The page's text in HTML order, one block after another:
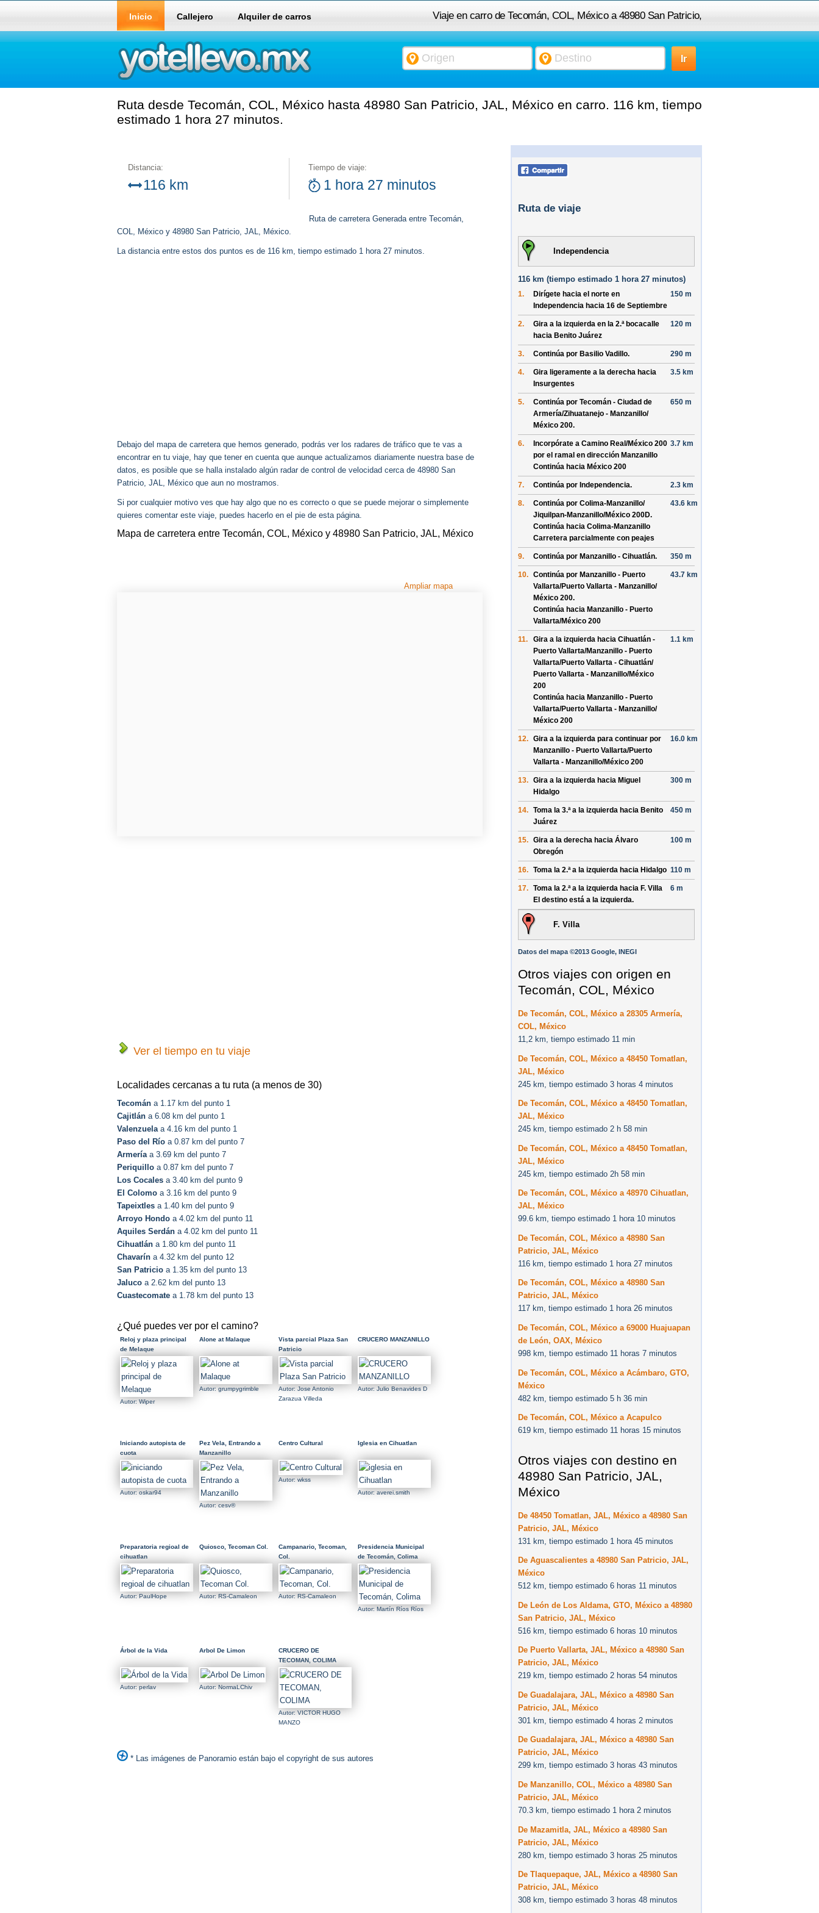
Viaje en carro de Tecomán, COL, México a 48980 San Patricio,
JAL, México
Inicio Callejero Alquiler de carros
Ruta desde Tecomán, COL, México hasta 48980 San Patricio, JAL, México en carro. 116 km, tiempo
estimado 1 hora 27 minutos.
Distancia:
116 km
Tiempo de viaje:
1 hora 27 minutos
Ruta de carretera Generada entre Tecomán,
COL, México y 48980 San Patricio, JAL, México.
La distancia entre estos dos puntos es de 116 km, tiempo estimado 1 hora 27 minutos.
Debajo del mapa de carretera que hemos generado, podrás ver los radares de tráfico que te vas a
encontrar en tu viaje, hay que tener en cuenta que aunque actualizamos diariamente nuestra base de
datos, es posible que se halla instalado algún radar de control de velocidad cerca de 48980 San
Patricio, JAL, México que aun no mostramos.
Si por cualquier motivo ves que hay algo que no es correcto o que se puede mejorar o simplemente
quieres comentar este viaje, puedes hacerlo en el pie de esta página.
Mapa de carretera entre Tecomán, COL, México y 48980 San Patricio, JAL, México
Ampliar mapa
Ver el tiempo en tu viaje
Localidades cercanas a tu ruta (a menos de 30)
Tecomán a 1.17 km del punto 1
Cajitlán a 6.08 km del punto 1
Valenzuelaa 4.16 km del punto 1
Paso del Río a 0.87 km del punto 7
Armeríaa 3.69 km del punto 7
Periquillo a 0.87 km del punto 7
Los Cocales a 3.40 km del punto 9
El Colomo a 3.16 km del punto 9
Tapeixtles a 1.40 km del punto 9
Arroyo Hondo a 4.02 km del punto 11
Aquiles Serdán a 4.02 km del punto 11
Cihuatlán a 1.80 km del punto 11
Chavarín a 4.32 km del punto 12
San Patricio a 1.35 km del punto 13
Jaluco a 2.62 km del punto 13
Cuastecomate a 1.78 km del punto 13
¿Qué puedes ver por el camino?
Reloj y plaza principal
de Melaque
Autor: Wiper
Alone at Malaque
Autor: grumpygrimble
Vista parcial Plaza San
Patricio
Autor: Jose Antonio
Zarazua Villeda
CRUCERO MANZANILLO
Autor: Julio Benavides D
Iniciando autopista de
cuota
Autor: oskar94
Pez Vela, Entrando a
Manzanillo
Autor: cesv®
Centro Cultural
Autor: wkss
Iglesia en Cihuatlan
Autor: averei.smith
Preparatoria regioal de
cihuatlan
Autor: PaulHope
Quiosco, Tecoman Col.
Autor: RS-Camaleon
Campanario, Tecoman,
Col.
Autor: RS-Camaleon
Presidencia Municipal
de Tecomán, Colima
Autor: Martín Ríos Ríos
Árbol de la Vida
Autor: perlav
Arbol De Limon
Autor: NormaLChiv
CRUCERO DE
TECOMAN, COLIMA
Autor: VICTOR HUGO
MANZO
* Las imágenes de Panoramio están bajo el copyright de sus autores
Ruta de viaje
Independencia
116 km (tiempo estimado 1 hora 27 minutos)
1. Dirígete hacia el norte en
Independencia hacia 16 de Septiembre
150 m
2.
Gira a la izquierda en la 2.ª bocacalle
hacia Benito Juárez
120 m
3. Continúa por Basilio Vadillo. 290 m
4.
Gira ligeramente a la derecha hacia
Insurgentes
3.5 km
5. Continúa por Tecomán - Ciudad de
Armería/​Zihuatanejo - Manzanillo/​
México 200.
650 m
6. Incorpórate a Camino Real/​México 200
por el ramal en dirección Manzanillo
Continúa hacia México 200
3.7 km
7. Continúa por Independencia. 2.3 km
8. Continúa por Colima-Manzanillo/​
Jiquilpan-Manzanillo/​México 200D.
Continúa hacia Colima-Manzanillo
Carretera parcialmente con peajes
43.6 km
9. Continúa por Manzanillo - Cihuatlán. 350 m
10. Continúa por Manzanillo - Puerto
Vallarta/​Puerto Vallarta - Manzanillo/​
México 200.
Continúa hacia Manzanillo - Puerto
Vallarta/​México 200
43.7 km
11. Gira a la izquierda hacia Cihuatlán -
Puerto Vallarta/​Manzanillo - Puerto
Vallarta/​Puerto Vallarta - Cihuatlán/​
Puerto Vallarta - Manzanillo/​México
200
Continúa hacia Manzanillo - Puerto
Vallarta/​Puerto Vallarta - Manzanillo/​
México 200
1.1 km
12. Gira a la izquierda para continuar por
Manzanillo - Puerto Vallarta/​Puerto
Vallarta - Manzanillo/​México 200
16.0 km
13. Gira a la izquierda hacia Miguel
Hidalgo
300 m
14. Toma la 3.ª a la izquierda hacia Benito
Juárez
450 m
15. Gira a la derecha hacia Álvaro
Obregón
100 m
16. Toma la 2.ª a la izquierda hacia Hidalgo 110 m
17. Toma la 2.ª a la izquierda hacia F. Villa
El destino está a la izquierda.
6 m
F. Villa
Datos del mapa ©2013 Google, INEGI
Otros viajes con origen en
Tecomán, COL, México
De Tecomán, COL, México a 28305 Armería,
COL, México
11,2 km, tiempo estimado 11 min
De Tecomán, COL, México a 48450 Tomatlan,
JAL, México
245 km, tiempo estimado 3 horas 4 minutos
De Tecomán, COL, México a 48450 Tomatlan,
JAL, México
245 km, tiempo estimado 2 h 58 min
De Tecomán, COL, México a 48450 Tomatlan,
JAL, México
245 km, tiempo estimado 2h 58 min
De Tecomán, COL, México a 48970 Cihuatlan,
JAL, México
99.6 km, tiempo estimado 1 hora 10 minutos
De Tecomán, COL, México a 48980 San
Patricio, JAL, México
116 km, tiempo estimado 1 hora 27 minutos
De Tecomán, COL, México a 48980 San
Patricio, JAL, México
117 km, tiempo estimado 1 hora 26 minutos
De Tecomán, COL, México a 69000 Huajuapan
de León, OAX, México
998 km, tiempo estimado 11 horas 7 minutos
De Tecomán, COL, México a Acámbaro, GTO,
México
482 km, tiempo estimado 5 h 36 min
De Tecomán, COL, México a Acapulco
619 km, tiempo estimado 11 horas 15 minutos
Otros viajes con destino en
48980 San Patricio, JAL,
México
De 48450 Tomatlan, JAL, México a 48980 San
Patricio, JAL, México
131 km, tiempo estimado 1 hora 45 minutos
De Aguascalientes a 48980 San Patricio, JAL,
México
512 km, tiempo estimado 6 horas 11 minutos
De León de Los Aldama, GTO, México a 48980
San Patricio, JAL, México
516 km, tiempo estimado 6 horas 10 minutos
De Puerto Vallarta, JAL, México a 48980 San
Patricio, JAL, México
219 km, tiempo estimado 2 horas 54 minutos
De Guadalajara, JAL, México a 48980 San
Patricio, JAL, México
301 km, tiempo estimado 4 horas 2 minutos
De Guadalajara, JAL, México a 48980 San
Patricio, JAL, México
299 km, tiempo estimado 3 horas 43 minutos
De Manzanillo, COL, México a 48980 San
Patricio, JAL, México
70.3 km, tiempo estimado 1 hora 2 minutos
De Mazamitla, JAL, México a 48980 San
Patricio, JAL, México
280 km, tiempo estimado 3 horas 25 minutos
De Tlaquepaque, JAL, México a 48980 San
Patricio, JAL, México
308 km, tiempo estimado 3 horas 48 minutos